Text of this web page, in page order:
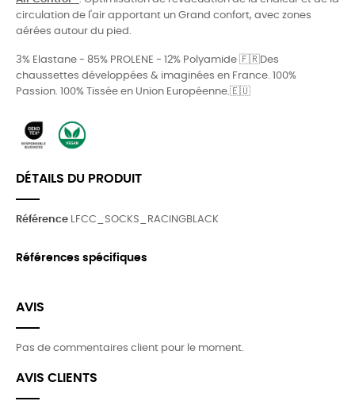
circulation de l'air apportant un Grand confort, avec zones
aérées autour du pied.
3% Elastane - 85% PROLENE - 12% Polyamide 🇫🇷Des
chaussettes développées & imaginées en France. 100%
Passion. 100% Tissée en Union Européenne.🇪🇺
DÉTAILS DU PRODUIT
Référence LFCC_SOCKS_RACINGBLACK
Références spécifiques
AVIS
Pas de commentaires client pour le moment.
AVIS CLIENTS